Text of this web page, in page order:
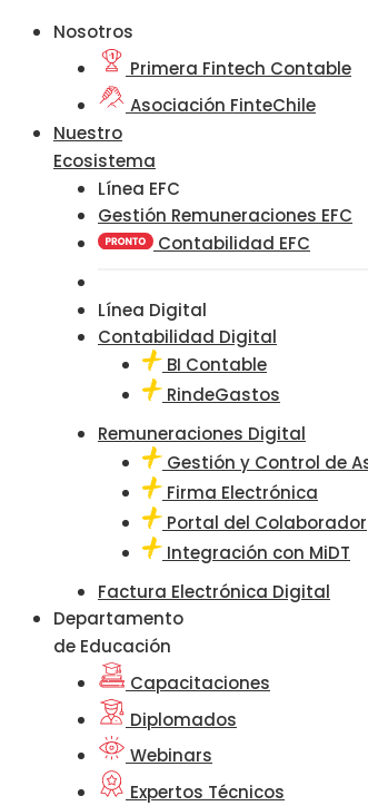
Nosotros
Primera Fintech Contable
Asociación FinteChile
Nuestro
Ecosistema
Línea EFC
Gestión Remuneraciones EFC
Contabilidad EFC
Línea Digital
Contabilidad Digital
BI Contable
RindeGastos
Remuneraciones Digital
Gestión y Control de
Firma Electrónica
Portal del Colaborador
Integración con MiDT
Factura Electrónica Digital
Departamento
de Educación
Capacitaciones
Diplomados
Webinars
Expertos Técnicos